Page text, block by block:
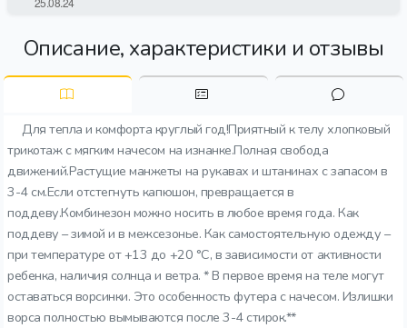
Описание, характеристики и отзывы
Для тепла и комфорта круглый год!Приятный к телу хлопковый
трикотаж с мягким начесом на изнанке.Полная свобода
движений.Растущие манжеты на рукавах и штанинах с запасом в
3-4 см.Если отстегнуть капюшон, превращается в
поддеву.Комбинезон можно носить в любое время года. Как
поддеву – зимой и в межсезонье. Как самостоятельную одежду –
при температуре от +13 до +20 °C, в зависимости от активности
ребенка, наличия солнца и ветра. * В первое время на теле могут
оставаться ворсинки. Это особенность футера с начесом. Излишки
ворса полностью вымываются после 3-4 стирок.**